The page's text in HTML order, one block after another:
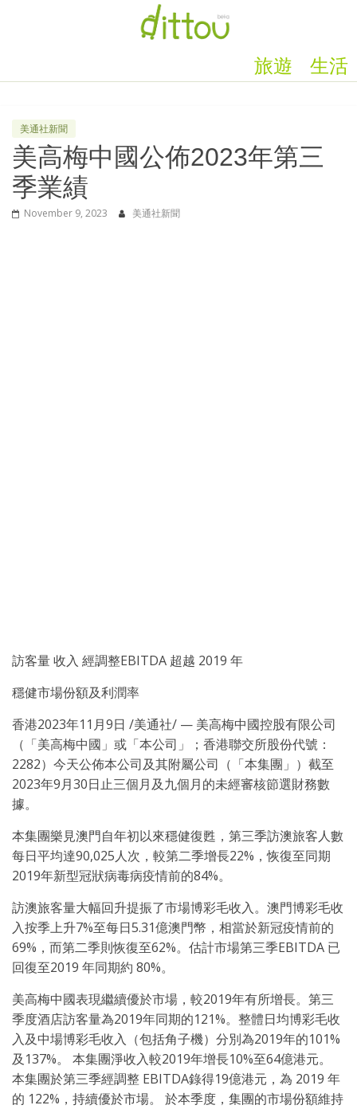
生活
旅遊
美通社新聞
美高梅中國公佈2023年第三
季業績
November 9, 2023 美通社新聞
訪客量 收入 經調整EBITDA 超越 2019 年
穩健市場份額及利潤率
香港2023年11月9日 /美通社/ — 美高梅中國控股有限公司
（「美高梅中國」或「本公司」；香港聯交所股份代號：
2282） 今天公佈本公司及其附屬公司（「本集團」）截至
2023年9月30日止三個月及九個月的未經審核節選財務數
據。
本集團樂見澳門自年初以來穩健復甦，第三季訪澳旅客人數
每日平均達90,025人次，較第二季增長22%，恢復至同期
2019年新型冠狀病毒病疫情前的84%。
訪澳旅客量大幅回升提振了市場博彩毛收入。澳門博彩毛收
入按季上升7%至每日5.31億澳門幣，相當於新冠疫情前的
69%，而第二季則恢復至62%。估計市場第三季EBITDA 已
回復至2019 年同期約 80%。
美高梅中國表現繼續優於市場，較2019年有所增長。第三
季度酒店訪客量為2019年同期的121%。整體日均博彩毛收
入及中場博彩毛收入（包括角子機）分別為2019年的101%
及137%。 本集團淨收入較2019年增長10%至64億港元。
本集團於第三季經調整 EBITDA錄得19億港元，為 2019 年
的 122%，持續優於市場。 於本季度，集團的市場份額維持